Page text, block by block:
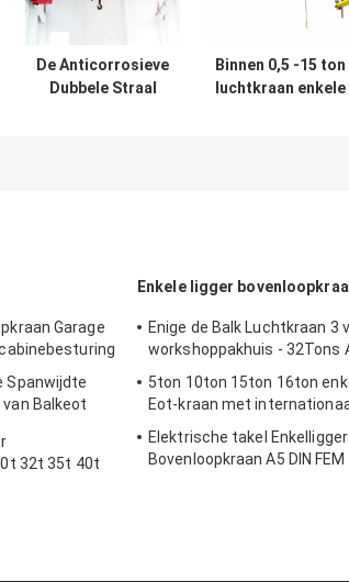
De Anticorrosieve
Dubbele Straal
Binnen 0,5 -15 ton
luchtkraan enkele
Garage
Spanwijdte
Balkeot
32t 35t 40t
Enkele ligger
Enige de Balk Luchtkraan 3
workshoppakhuis - 32Tons
5ton 10ton 15ton 16ton
Eot-kraan met
Elektrische takel Enkelligger
Bovenloopkraan A5 DIN